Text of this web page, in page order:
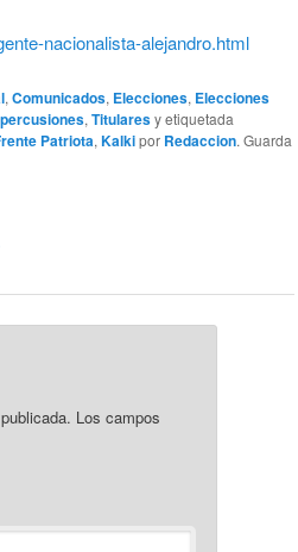
nacionalista-alejandro.html
, Comunicados, Elecciones, Elecciones
, Titularesy etiquetada
Patriota, Kalkipor Redaccion. Guarda
Los campos